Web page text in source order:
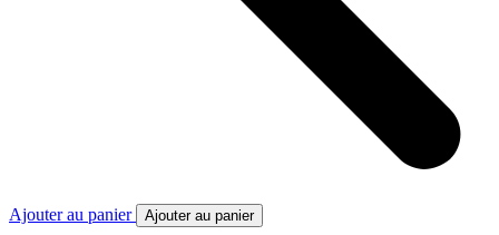
Ajouter au panier Ajouter au panier